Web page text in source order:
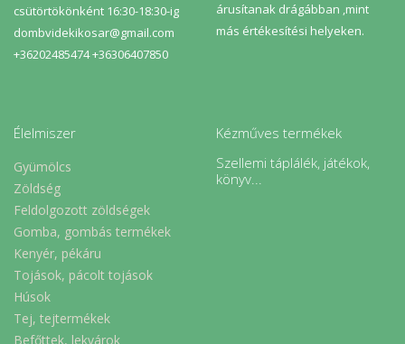
csütörtökönként 16:30-18:30-ig
dombvidekikosar@gmail.com
+36202485474 +36306407850
árusítanak drágábban ,mint
más értékesítési helyeken.
Élelmiszer
Gyümölcs
Zöldség
Feldolgozott zöldségek
Gomba, gombás termékek
Kenyér, pékáru
Tojások, pácolt tojások
Húsok
Tej, tejtermékek
Befőttek, lekvárok
Kézműves termékek
Szellemi táplálék, játékok,
könyv...